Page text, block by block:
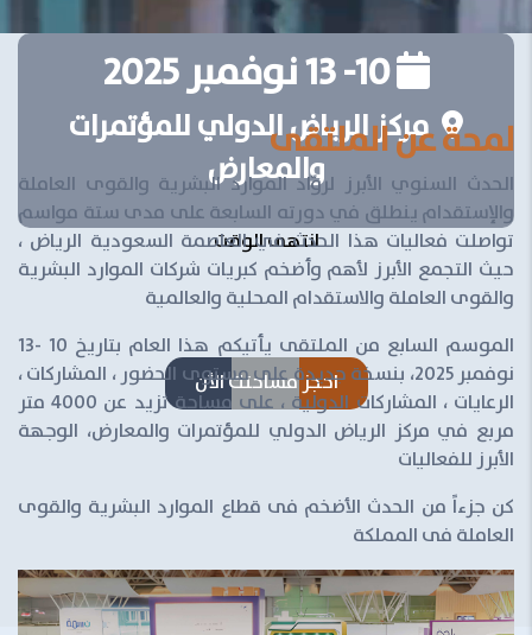
10- 13 نوفمبر 2025
مركز الرياض الدولي للمؤتمرات
والمعارض
انتهى الوقت
احجز مساحتك الأن
لمحة عن الملتقى
الحدث السنوي الأبرز لروّاد الموارد البشرية والقوى العاملة
والإستقدام ينطلق في دورته السابعة على مدى ستة مواسم
تواصلت فعاليات هذا الحدث في العاصمة السعودية الرياض ،
حيث التجمع الأبرز لأهم وأضخم كبريات شركات الموارد البشرية
والقوى العاملة والاستقدام المحلية والعالمية
الموسم السابع من الملتقى يأتيكم هذا العام بتاريخ 10 -13
نوفمبر 2025، بنسخة جديدة على مستوى الحضور ، المشاركات ،
الرعايات ، المشاركات الدولية ، على مساحة تزيد عن 4000 متر
مربع في مركز الرياض الدولي للمؤتمرات والمعارض، الوجهة
الأبرز للفعاليات
كن جزءاً من الحدث الأضخم فى قطاع الموارد البشرية والقوى
العاملة فى المملكة